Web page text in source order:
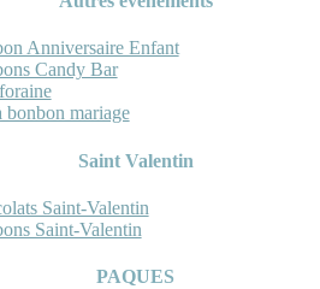
Anniversaire Enfant
Candy Bar
bonbon mariage
Saint Valentin
Saint-Valentin
Saint-Valentin
PAQUES